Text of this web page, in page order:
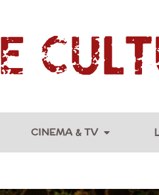
CINEMA & TV